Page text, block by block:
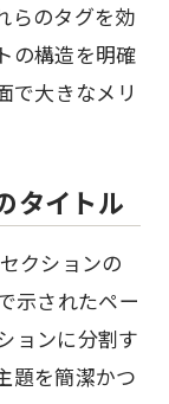
らのタグを効
の構造を明確
で大きなメリ
タイトル
クションの
示されたペー
ョンに分割す
題を簡潔かつ